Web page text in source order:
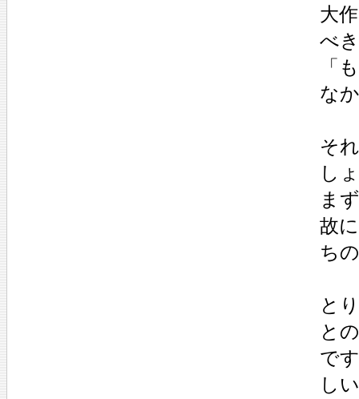
大
べ
「
な
そ
し
ま
故
ち
と
と
で
し